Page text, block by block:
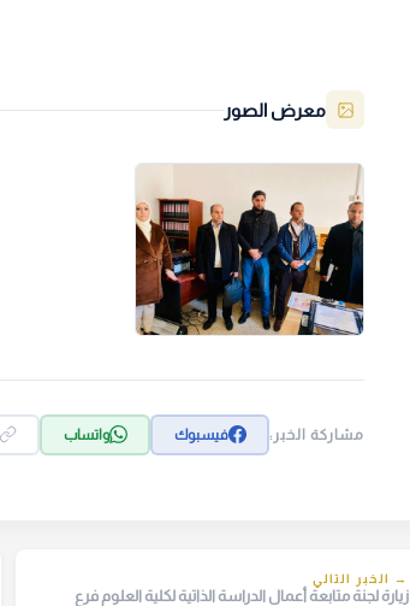
معرض الصور
مشاركة الخبر: فيسبوك واتساب
→ الخبر التالي
زيارة لجنة متابعة أعمال الدراسة الذاتية لكلية العلوم فرع